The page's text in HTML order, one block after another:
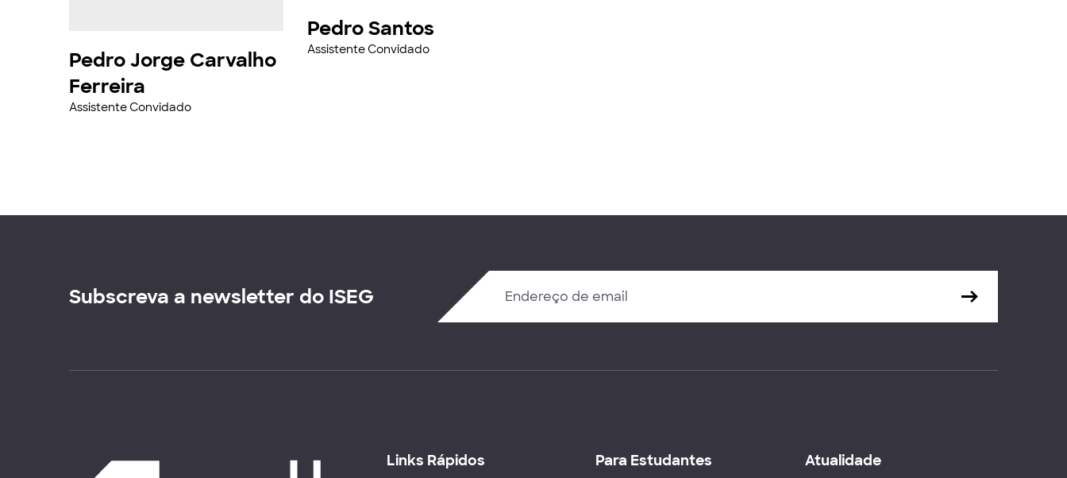
Pedro Jorge Carvalho
Ferreira
Assistente Convidado
Pedro Santos
Assistente Convidado
Subscreva a newsletter do ISEG
Links Rápidos Para Estudantes Atualidade